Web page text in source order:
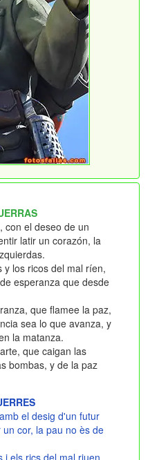
con el deseo de un
latir un corazón, la
y los ricos del mal ríen,
esperanza que desde
que flamee la paz,
sea lo que avanza, y
la matanza.
que caigan las
bombas, y de la paz
el desig d'un futur
cor, la pau no ès de